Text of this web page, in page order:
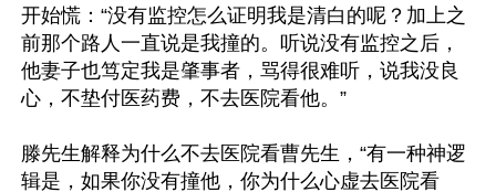
开始慌：“没有监控怎么证明我是清白的呢？加上之
前那个路人一直说是我撞的。听说没有监控之后，
他妻子也笃定我是肇事者，骂得很难听，说我没良
心，不垫付医药费，不去医院看他。”
滕先生解释为什么不去医院看曹先生，“有一种神逻
辑是，如果你没有撞他，你为什么心虚去医院看